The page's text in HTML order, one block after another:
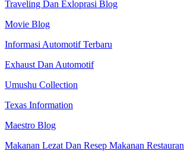
Traveling Dan Exloprasi Blog
Movie Blog
Informasi Automotif Terbaru
Exhaust Dan Automotif
Umushu Collection
Texas Information
Maestro Blog
Makanan Lezat Dan Resep Makanan Restauran